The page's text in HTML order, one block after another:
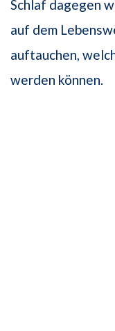
Schlaf dagegen
auf dem
auftauchen,
werden können.